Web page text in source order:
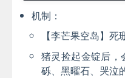
机制：
【李芒果空岛】
猪灵捡起金锭后，
砾、黑曜石、哭泣